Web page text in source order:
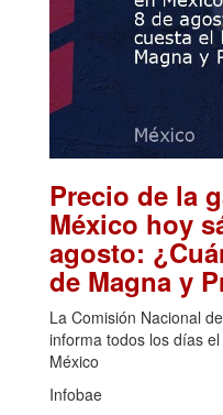
Precio de la
México hoy
agosto:
de Magna y
La Comisión Nacional
informa todos los días
México
Infobae